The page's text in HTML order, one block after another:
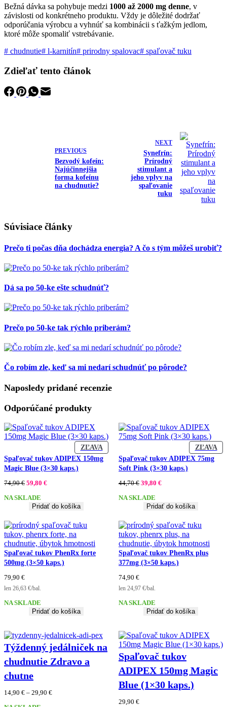
Bežná dávka sa pohybuje medzi 1000 až 2000 mg denne, v
závislosti od konkrétneho produktu. Vždy je dôležité dodržať
odporúčania výrobcu a vyhnúť sa kombinácii s ťažkým jedlom,
ktoré môže spomaliť vstrebávanie.
# chudnutie# l-karnitín# prirodny spalovac# spaľovač tuku
Zdieľať tento článok
PREVIOUS
Bezvodý kofeín:
Najúčinnejšia
forma kofeínu
na chudnutie?
NEXT
Synefrín:
Prírodný
stimulant a
jeho vplyv na
spaľovanie
tuku
Súvisiace články
Prečo ti počas dňa dochádza energia? A čo s tým môžeš urobiť?
Dá sa po 50-ke ešte schudnúť?
Prečo po 50-ke tak rýchlo priberám?
Čo robím zle, keď sa mi nedarí schudnúť po pôrode?
Naposledy pridané recenzie
Odporúčané produkty
ZĽAVAZĽAVNENÝ
PRODUKT
Spaľovač tukov ADIPEX 150mg
Magic Blue (3×30 kaps.)
74,90€ Pôvodná
bola:
74,90 €.
59,80 €Aktuálna
59,80 €.
NA SKLADE
Pridať do košíka
ZĽAVA
Spaľovač tukov ADIPEX 75mg
Soft Pink (3×30 kaps.)
44,70€ Pôvodná
bola:
44,70 €.
39,80 €Aktuálna
39,80 €.
NA SKLADE
Pridať do košíka
Spaľovač tukov PhenRx forte
500mg (3×50 kaps.)
79,90 €
len 26,63 €/bal.
NA SKLADE
Pridať do košíka
Spaľovač tukov PhenRx plus
377mg (3×50 kaps.)
74,90 €
len 24,97 €/bal.
NA SKLADE
Pridať do košíka
Týždenný jedálniček na
chudnutie Zdravo a
chutne
14,90 € – 29,90 €Price
Spaľovač tukov
ADIPEX 150mg Magic
Blue (1×30 kaps.)
29,90 €